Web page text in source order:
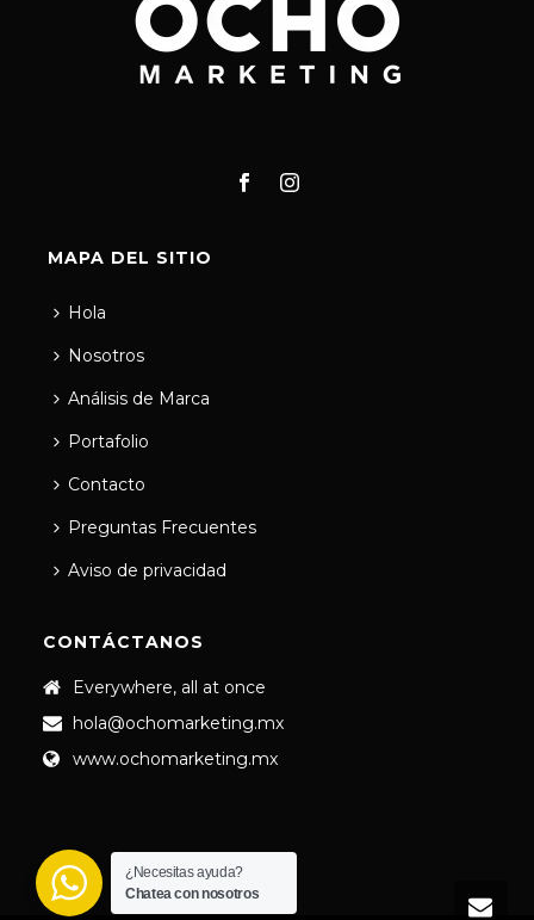
MAPA DEL SITIO
Hola
Nosotros
Análisis de Marca
Portafolio
Contacto
Preguntas Frecuentes
Aviso de privacidad
CONTÁCTANOS
Everywhere, all at once
hola@ochomarketing.mx
www.ochomarketing.mx
¿Necesitas ayuda?
Chatea con nosotros